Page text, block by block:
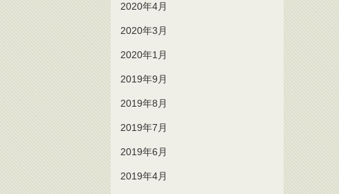
2020年4月
2020年3月
2020年1月
2019年9月
2019年8月
2019年7月
2019年6月
2019年4月